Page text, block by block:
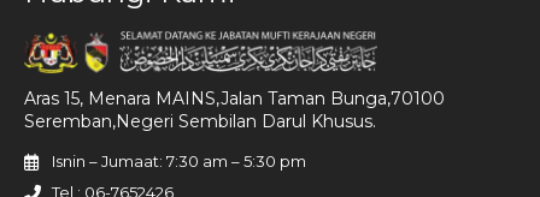
Aras 15, Menara MAINS,Jalan Taman Bunga,70100
Seremban,Negeri Sembilan Darul Khusus.
Isnin – Jumaat: 7:30 am – 5:30 pm
Tel : 06-7652426